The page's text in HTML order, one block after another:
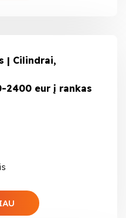
| Cilindrai,
2400 eur į rankas